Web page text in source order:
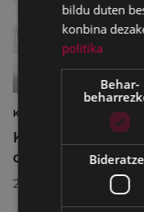
KIROLAK
Kirol-
dira abuztuan,
2026/07/29
bildu duten
konbina
politika
Behar-